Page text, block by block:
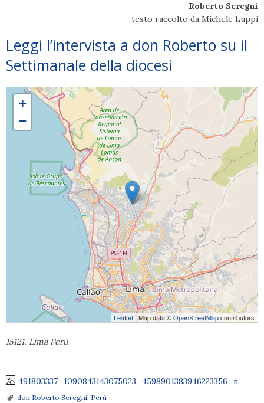
Roberto Seregni
testo raccolto da Michele Luppi
Leggi l’intervista a don Roberto su il
Settimanale della diocesi
Perù: cosa può insegnarci la catechesi familiare
+
−
Leaflet| Map data ©OpenStreetMapcontributors
15121, Lima Perù
491803337_1090843143075023_4598901383946223356_n
don Roberto Seregni, Perù